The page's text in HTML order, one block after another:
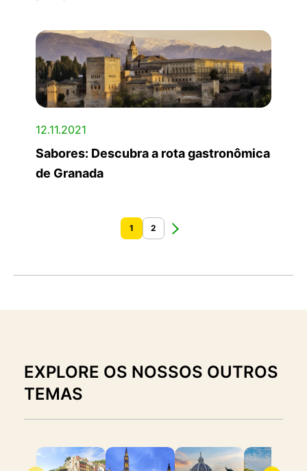
12.11.2021
Sabores: Descubra a rota gastronômica
de Granada
1 2
EXPLORE OS NOSSOS OUTROS
TEMAS